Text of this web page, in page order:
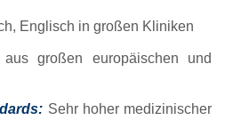
Englisch in großen Kliniken
aus großen europäischen und
Sehr hoher medizinischer